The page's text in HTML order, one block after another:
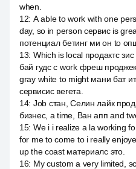
when.
12: А able to work with one
day, so in person сервис is
потенциал бетинг ми он to
13: Which is local продактс
бай гудс с work фреш
gray white to might мани бат
сервисис вегета.
14: Job стан, Селин лайк
бизнес, а time, Ван апп and
15: We i i realize a la working
for me to come to i really
up the coast материалс это.
16: My custom a very limited,